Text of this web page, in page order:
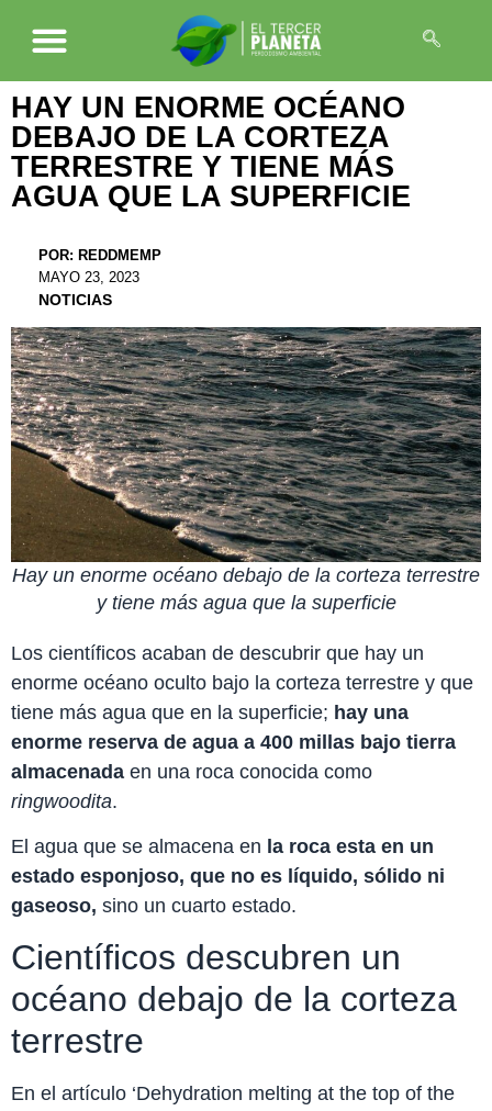
HAY UN ENORME OCÉANO
DEBAJO DE LA CORTEZA
TERRESTRE Y TIENE MÁS
AGUA QUE LA SUPERFICIE
POR: REDDMEMP
MAYO 23, 2023
NOTICIAS
Hay un enorme océano debajo de la corteza terrestre
y tiene más agua que la superficie
Los científicos acaban de descubrir que hay un
enorme océano oculto bajo la corteza terrestre y que
tiene más agua que en la superficie; hay una
enorme reserva de agua a 400 millas bajo tierra
almacenada en una roca conocida como
ringwoodita.
El agua que se almacena en la roca esta en un
estado esponjoso, que no es líquido, sólido ni
gaseoso, sino un cuarto estado.
Científicos descubren un
océano debajo de la corteza
terrestre
En el artículo ‘Dehydration melting at the top of the